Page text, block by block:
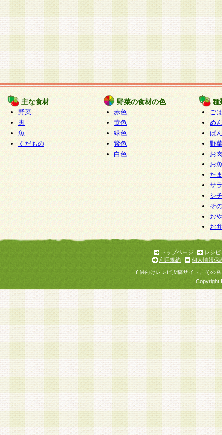
主な食材
野菜
肉
魚
くだもの
野菜の食材の色
赤色
黄色
緑色
紫色
白色
種
ご
めん
ぱん
野
お
お
た
サ
シ
そ
お
お
トップページ
レシピ
利用規約
個人情報保
子供向けレシピ投稿サイト、その
Copyright